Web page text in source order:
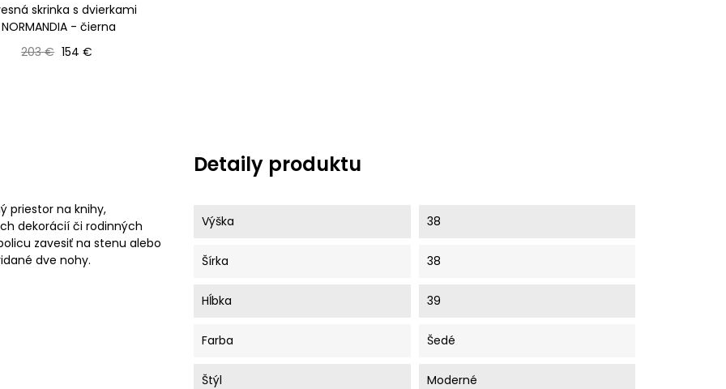
skrinka s dvierkami
NORMANDIA - čierna
Bežná cena
203 € Cena
154 €
priestor na knihy,
dekorácií či rodinných
zavesiť na stenu alebo
dve nohy.
Detaily produktu
Výška 38
Šírka 38
Hĺbka 39
Farba Šedé
Štýl Moderné